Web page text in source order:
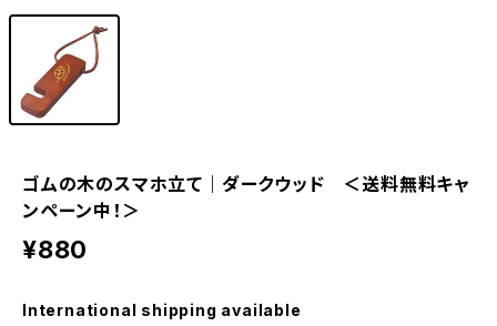
ゴムの木のスマホ立て｜ダークウッド ＜送料無料キャ
ンペーン中！＞
¥880
International shipping available